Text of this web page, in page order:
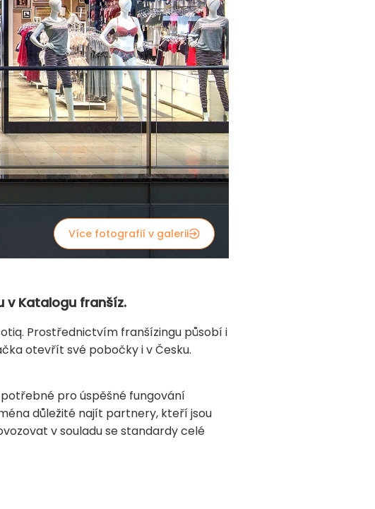
Více fotografií v galerii
v Katalogu franšíz.
Prostřednictvím franšízingu působí i
otevřít své pobočky i v Česku.
pro úspěšné fungování
důležité najít partnery, kteří jsou
v souladu se standardy celé